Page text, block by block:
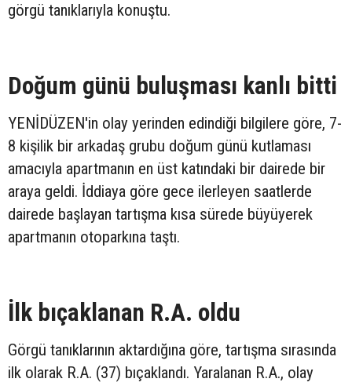
görgü tanıklarıyla konuştu.
Doğum günü buluşması kanlı bitti
YENİDÜZEN'in olay yerinden edindiği bilgilere göre, 7-
8 kişilik bir arkadaş grubu doğum günü kutlaması
amacıyla apartmanın en üst katındaki bir dairede bir
araya geldi. İddiaya göre gece ilerleyen saatlerde
dairede başlayan tartışma kısa sürede büyüyerek
apartmanın otoparkına taştı.
İlk bıçaklanan R.A. oldu
Görgü tanıklarının aktardığına göre, tartışma sırasında
ilk olarak R.A. (37) bıçaklandı. Yaralanan R.A., olay